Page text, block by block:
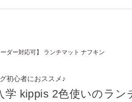
ダー対応可】 ランチマット ナフキン
初心者におススメ♪
学 kippis 2色使いのラン